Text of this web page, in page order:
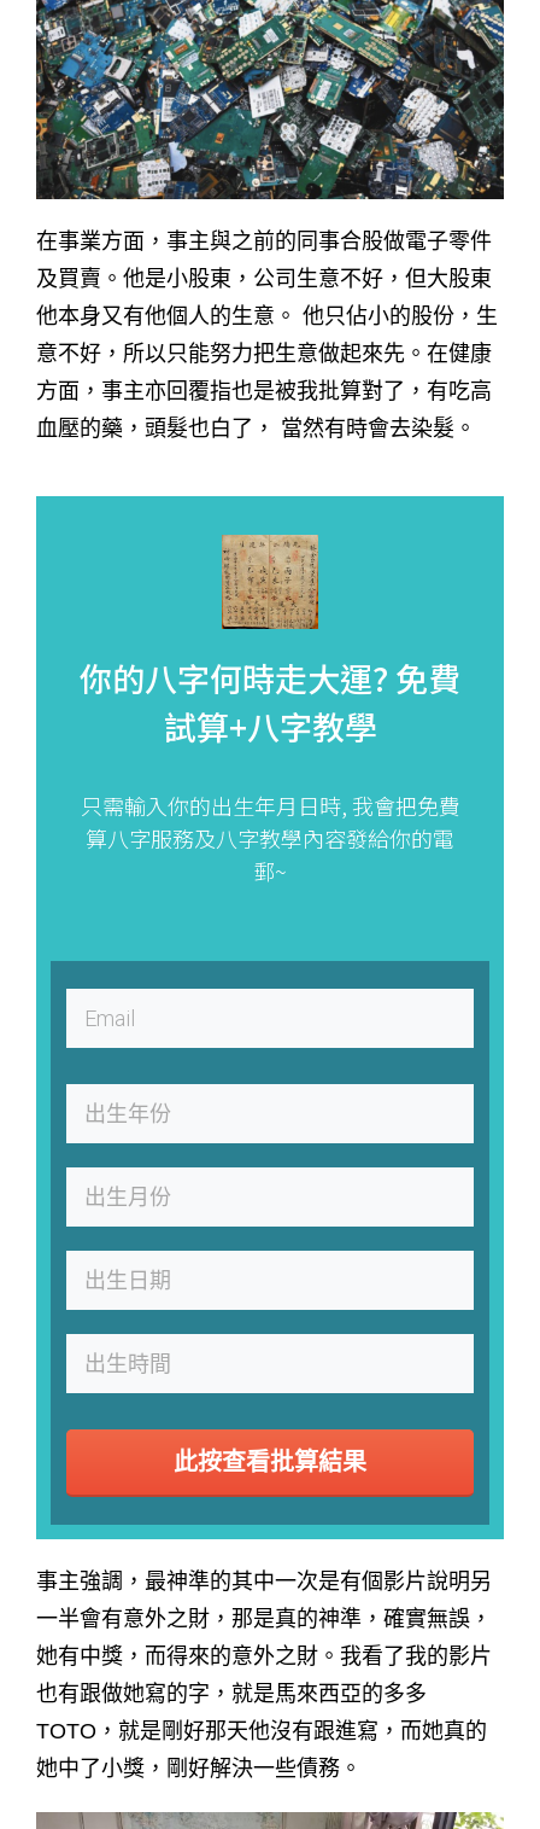
在事業方面，事主與之前的同事合股做電子零件
及買賣。他是小股東，公司生意不好，但大股東
他本身又有他個人的生意。 他只佔小的股份，生
意不好，所以只能努力把生意做起來先。在健康
方面，事主亦回覆指也是被我批算對了，有吃高
血壓的藥，頭髮也白了， 當然有時會去染髮。
你的八字何時走大運? 免費
試算+八字教學
只需輸入你的出生年月日時, 我會把免費
算八字服務及八字教學內容發給你的電
郵~
此按查看批算結果
事主強調，最神準的其中一次是有個影片說明另
一半會有意外之財，那是真的神準，確實無誤，
她有中獎，而得來的意外之財。我看了我的影片
也有跟做她寫的字，就是馬來西亞的多多
TOTO，就是剛好那天他沒有跟進寫，而她真的
她中了小獎，剛好解決一些債務。